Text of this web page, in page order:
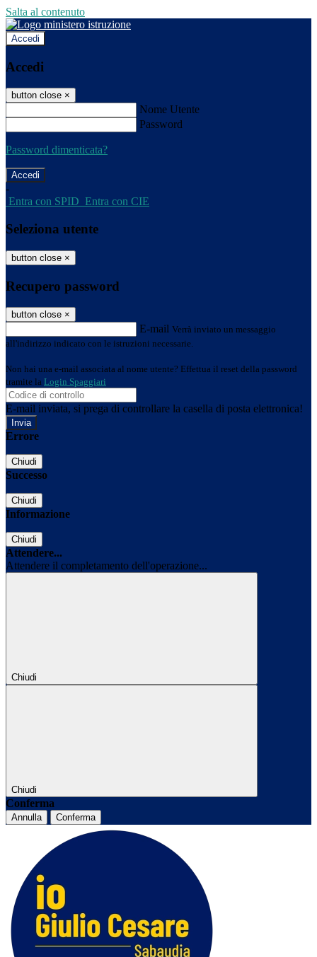
Salta al contenuto
Accedi
Accedi
button close ×
Nome Utente
Password
Password dimenticata?
-
Entra con SPID Entra con CIE
Seleziona utente
button close ×
Recupero password
button close ×
E-mail Verrà inviato un messaggio
all'indirizzo indicato con le istruzioni necessarie.
Non hai una e-mail associata al nome utente? Effettua il reset della password
tramite la Login Spaggiari
E-mail inviata, si prega di controllare la casella di posta elettronica!
Errore
Chiudi
Successo
Chiudi
Informazione
Chiudi
Attendere...
Attendere il completamento dell'operazione...
Chiudi
Chiudi
Conferma
Annulla Conferma